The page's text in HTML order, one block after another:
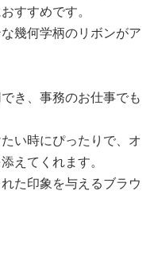
すすめです。
幾何学柄のリボンがア
き、事務のお仕事でも
い時にぴったりで、オ
えてくれます。
た印象を与えるブラウ